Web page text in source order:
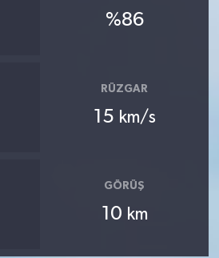
%86
RÜZGAR
15 km/s
GÖRÜŞ
10 km